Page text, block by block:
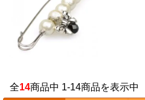
全14商品中 1-14商品を表示中